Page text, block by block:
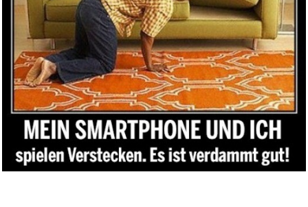
Trousselier 6260367 Musikspiel...
Anzeige